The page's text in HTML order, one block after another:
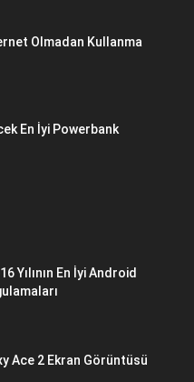
Olmadan Kullanma
En İyi Powerbank
Yılının En İyi Android
Ace 2 Ekran Görüntüsü